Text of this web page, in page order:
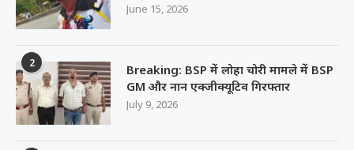
June 15, 2026
2
Breaking: BSP में लोहा चोरी मामले में BSP
GM और नान एक्जीक्यूटिव गिरफ्तार
July 9, 2026